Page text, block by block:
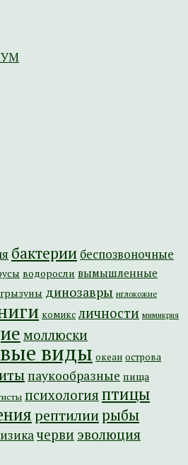
бактерии беспозвоночные
водоросли вымышленные
грызуны динозавры иглокожие
комикс личности мимикрия
моллюски
виды океан острова
паукообразные пища
психология птицы
рептилиирыбы
черви эволюция